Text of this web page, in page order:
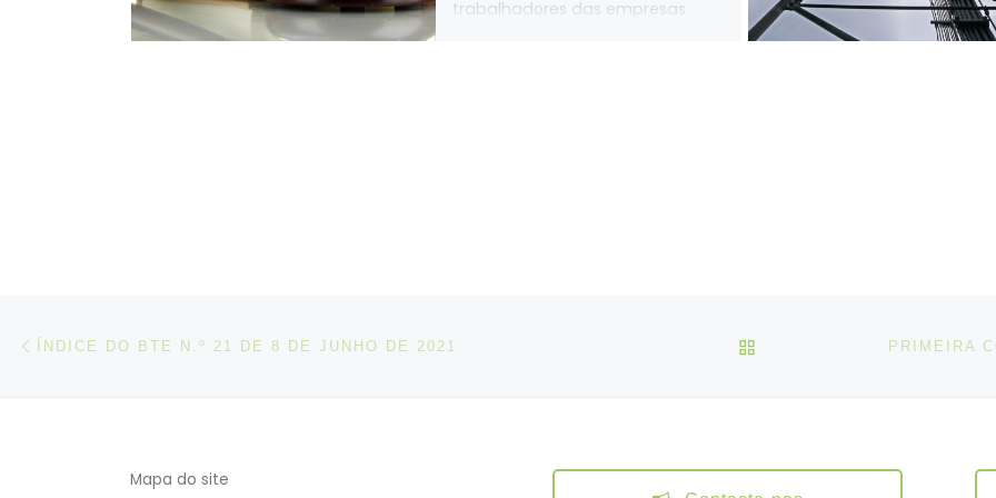
trabalhadores das empresas
Post navigation
ÍNDICE DO BTE N.º 21 DE 8 DE JUNHO DE 2021 VOLTAR À LISTA DE
Mapa do site